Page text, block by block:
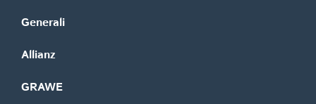
Generali
Allianz
GRAWE